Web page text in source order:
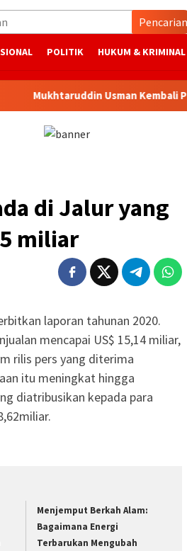
Pencarian
POLITIK HUKUM & KRIMINAL
Usman Kembali Pimpin SPS
di Jalur yang
miliar
laporan tahunan 2020.
mencapai US$ 15,14 miliar,
rilis pers yang diterima
itu meningkat hingga
diatribusikan kepada para
Menjemput Berkah Alam:
Bagaimana Energi
Terbarukan Mengubah